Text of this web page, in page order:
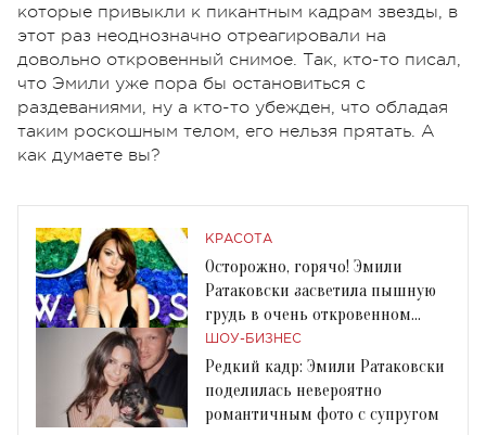
которые привыкли к пикантным кадрам звезды, в
этот раз неоднозначно отреагировали на
довольно откровенный снимое. Так, кто-то писал,
что Эмили уже пора бы остановиться с
раздеваниями, ну а кто-то убежден, что обладая
таким роскошным телом, его нельзя прятать. А
как думаете вы?
КРАСОТА
Осторожно, горячо! Эмили
Ратаковски засветила пышную
грудь в очень откровенном
платье
ШОУ-БИЗНЕС
Редкий кадр: Эмили Ратаковски
поделилась невероятно
романтичным фото с супругом